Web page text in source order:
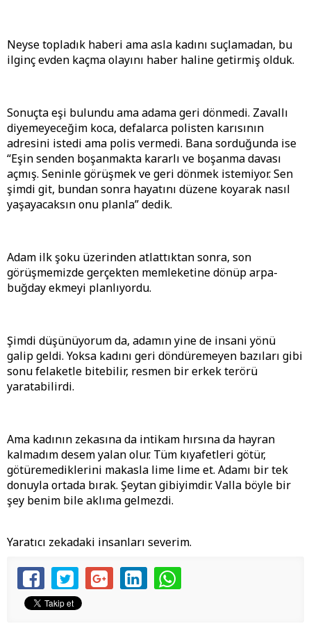
Neyse topladık haberi ama asla kadını suçlamadan, bu
ilginç evden kaçma olayını haber haline getirmiş olduk.
Sonuçta eşi bulundu ama adama geri dönmedi. Zavallı
diyemeyeceğim koca, defalarca polisten karısının
adresini istedi ama polis vermedi. Bana sorduğunda ise
“Eşin senden boşanmakta kararlı ve boşanma davası
açmış. Seninle görüşmek ve geri dönmek istemiyor. Sen
şimdi git, bundan sonra hayatını düzene koyarak nasıl
yaşayacaksın onu planla” dedik.
Adam ilk şoku üzerinden atlattıktan sonra, son
görüşmemizde gerçekten memleketine dönüp arpa-
buğday ekmeyi planlıyordu.
Şimdi düşünüyorum da, adamın yine de insani yönü
galip geldi. Yoksa kadını geri döndüremeyen bazıları gibi
sonu felaketle bitebilir, resmen bir erkek terörü
yaratabilirdi.
Ama kadının zekasına da intikam hırsına da hayran
kalmadım desem yalan olur. Tüm kıyafetleri götür,
götüremediklerini makasla lime lime et. Adamı bir tek
donuyla ortada bırak. Şeytan gibiyimdir. Valla böyle bir
şey benim bile aklıma gelmezdi.
Yaratıcı zekadaki insanları severim.